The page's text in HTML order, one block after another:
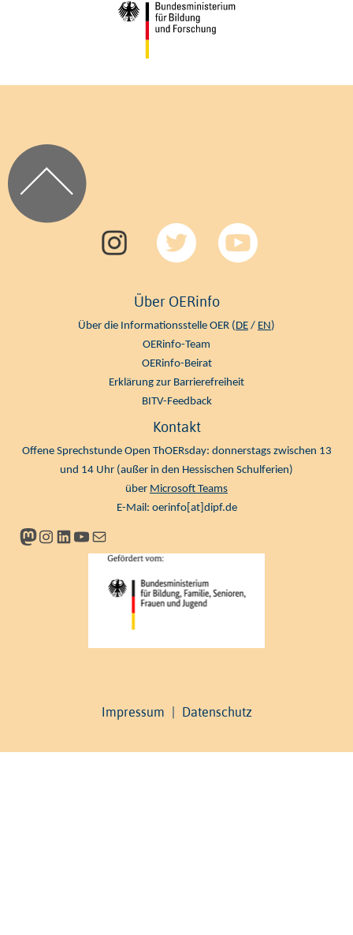
Über OERinfo
Über die Informationsstelle OER ( DE / EN )
OERinfo-Team
OERinfo-Beirat
Erklärung zur Barrierefreiheit
BITV-Feedback
Kontakt
Offene Sprechstunde Open ThOERsday: donnerstags zwischen 13
und 14 Uhr (außer in den Hessischen Schulferien)
über Microsoft Teams
E-Mail: oerinfo[at]dipf.de
Mastodon
Instagram
LinkedIn
YouTube
Newsletter
Impressum Datenschutz